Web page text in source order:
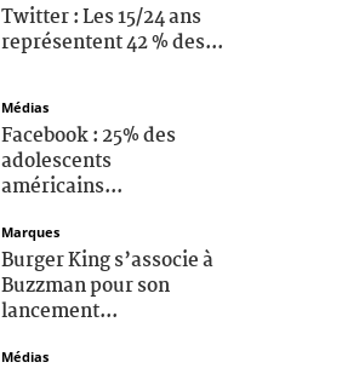
Twitter : Les 15/24 ans
représentent 42 % des...
Médias
Facebook : 25% des
adolescents
américains...
Marques
Burger King s’associe à
Buzzman pour son
lancement...
Médias